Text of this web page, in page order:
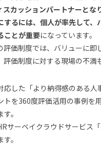
スカッションパートナーとな
するには、個人が率先して、
ことが重要になっています。
評価制度では、バリューに即
評価制度に対する現場の不満
応した「より納得感のある人
トを360度評価活用の事例を
。
サーベイクラウドサービス
。